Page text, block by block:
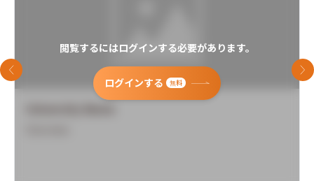
閲覧するにはログインする必要があります。
ログインする 無料
前のスライド 次